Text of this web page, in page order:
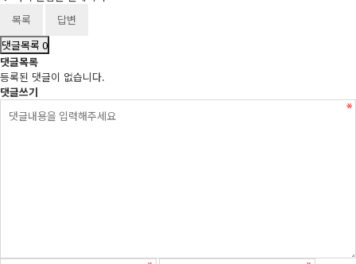
목록
답변
댓글목록 0
댓글목록
등록된 댓글이 없습니다.
댓글쓰기